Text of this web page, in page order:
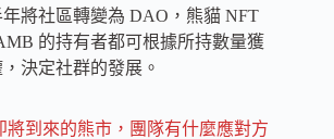
將社區轉變為 DAO，熊貓 NFT
的持有者都可根據所持數量獲
決定社群的發展。
將到來的熊市，團隊有什麼應對方